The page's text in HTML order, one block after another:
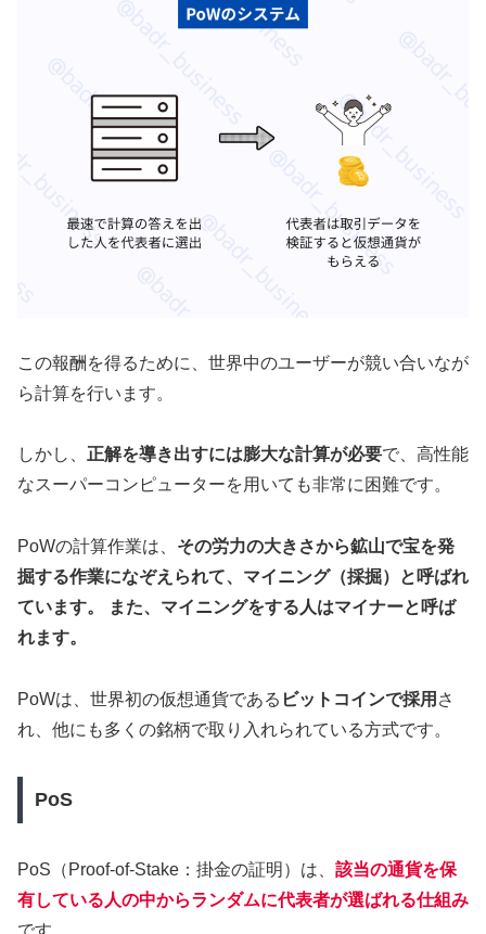
この報酬を得るために、世界中のユーザーが競い合いなが
ら計算を行います。
しかし、 正解を導き出すには膨大な計算が必要で、高性能
なスーパーコンピューターを用いても非常に困難です。
PoWの計算作業は、 その労力の大きさから鉱山で宝を発
掘する作業になぞえられて、マイニング（採掘）と呼ばれ
ています。 また、マイニングをする人はマイナーと呼ば
れます。
PoWは、世界初の仮想通貨である ビットコインで採用 さ
れ、他にも多くの銘柄で取り入れられている方式です。
PoS
PoS（Proof-of-Stake：掛金の証明）は、 該当の通貨を保
有している人の中からランダムに代表者が選ばれる仕組み